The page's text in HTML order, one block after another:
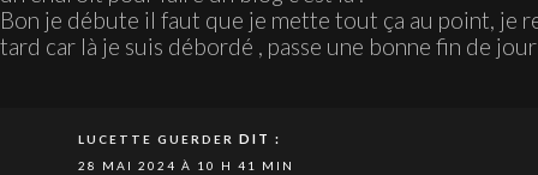
Bon je débute il faut que je mette tout ça au point, je
tard car là je suis débordé , passe une bonne fin de
LUCETTE GUERDER DIT :
28 MAI 2024 À 10 H 41 MIN